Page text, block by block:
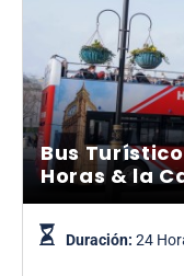
Bus
Horas & la
Duración: 24